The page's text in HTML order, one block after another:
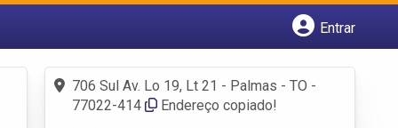
Entrar
Fazer login
Criar conta
706 Sul Av. Lo 19, Lt 21 - Palmas - TO -
77022-414
Endereço copiado!